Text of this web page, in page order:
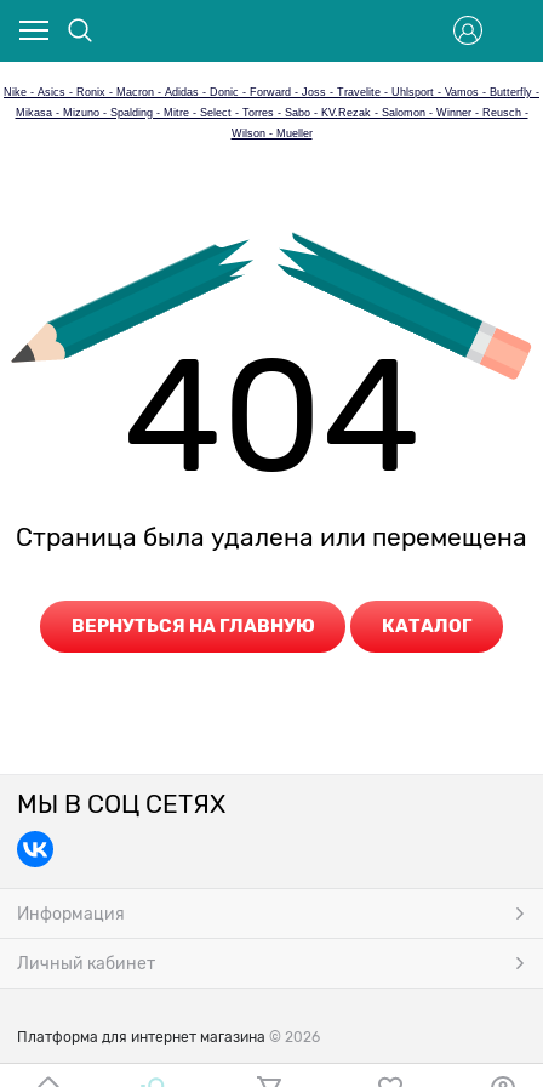
Nike - Asics - Ronix - Macron - Adidas - Donic - Forward - Joss - Travelite - Uhlsport - Vamos - Butterfly -
Mikasa - Mizuno - Spalding - Mitre - Select - Torres - Sabo - KV.Rezak - Salomon - Winner - Reusch -
Wilson - Mueller
404
Страница была удалена или перемещена
ВЕРНУТЬСЯ НА ГЛАВНУЮ КАТАЛОГ
МЫ В СОЦ СЕТЯХ
Информация
Личный кабинет
Платформа для интернет магазина © 2026